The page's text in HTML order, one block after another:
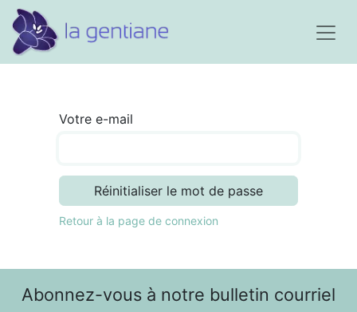
Votre e-mail
Réinitialiser le mot de passe
Retour à la page de connexion
Abonnez-vous à notre bulletin courriel